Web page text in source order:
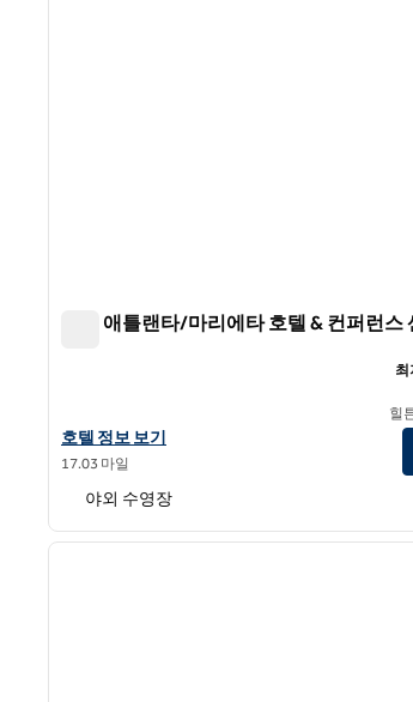
힐튼 애틀랜타/마리에타 호텔 & 컨퍼런스
힐튼 애틀랜타/마리에타 호텔 & 컨퍼런스 센터의
호텔 정보 보기
17.03 마일
힐
야외 수영장
1/12